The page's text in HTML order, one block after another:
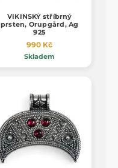
VIKINSKÝ stříbrný
prsten, Orupgård, Ag
925
990 Kč
Skladem